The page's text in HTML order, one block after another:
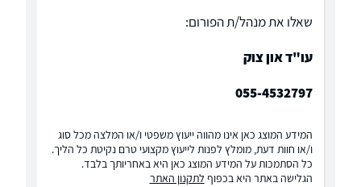
שאלו את מנהל/ת הפורום:
עו"ד און צוק
055-4532797
המידע המוצג כאן אינו מהווה ייעוץ משפטי ו/או המלצה מכל סוג
ו/או חוות דעת, מומלץ לפנות לייעוץ מקצועי טרם נקיטת כל הליך.
כל הסתמכות על המידע המוצג כאן היא באחריותך בלבד.
הגלישה באתר היא בכפוף לתקנון האתר